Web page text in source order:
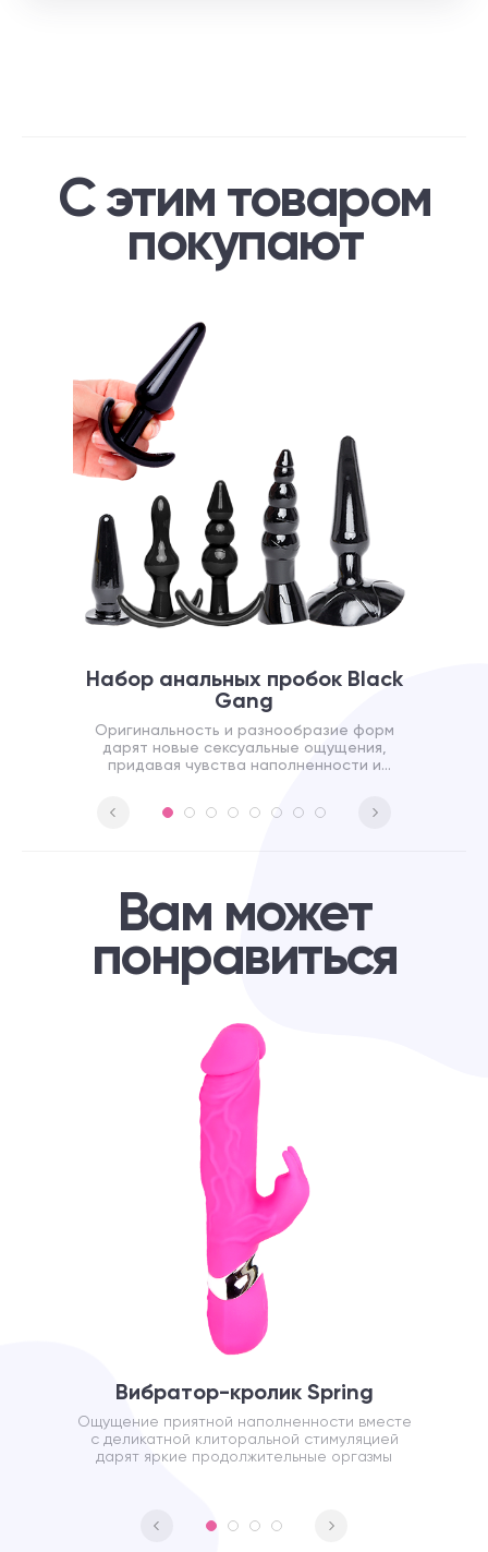
С этим товаром
покупают
Набор анальных пробок Black
Gang
Оригинальность и разнообразие форм
дарят новые сексуальные ощущения,
придавая чувства наполненности и
Вам может
понравиться
Вибратор-кролик Spring
Ощущение приятной наполненности вместе
с деликатной клиторальной стимуляцией
дарят яркие продолжительные оргазмы